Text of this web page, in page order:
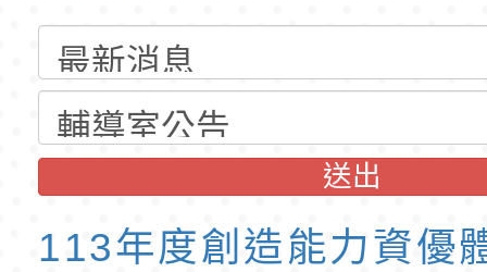
教師韌性
程」
轉農業部桃園區農業
「115年食農教育專
訓練課程」，歡迎已
育專業人員資格者報
錄取公告-桃園市桃
民小學115學年度「
理人員」甄選
東門國小115學年度
梯特教代課教師甄選
公告(尚有缺額)
錄取公告-桃園市桃
民小學115學年度「
東門國小115學年度
送出
113年度創造能力資優